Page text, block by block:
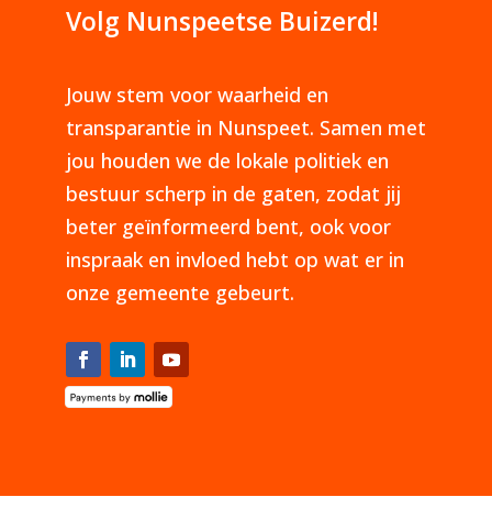
Volg Nunspeetse Buizerd!
Jouw stem voor waarheid en
transparantie in Nunspeet. Samen met
jou houden we de lokale politiek en
bestuur scherp in de gaten, zodat jij
beter geïnformeerd bent, ook voor
inspraak en invloed hebt op wat er in
onze gemeente gebeurt.